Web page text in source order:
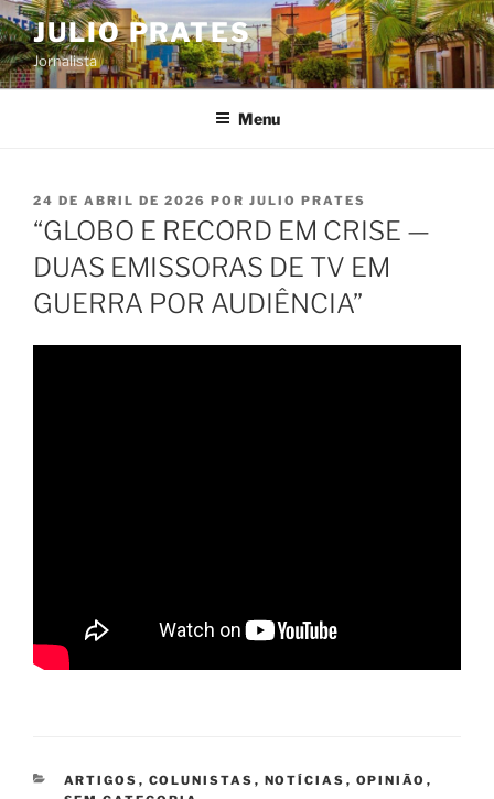
Pular
para
o
conteúdo
JULIO PRATES
Jornalista
Menu
PUBLICADO
EM
24 DE ABRIL DE 2026 POR JULIO PRATES
“GLOBO E RECORD EM CRISE —
DUAS EMISSORAS DE TV EM
GUERRA POR AUDIÊNCIA”
CATEGORIAS
ARTIGOS , COLUNISTAS , NOTÍCIAS , OPINIÃO ,